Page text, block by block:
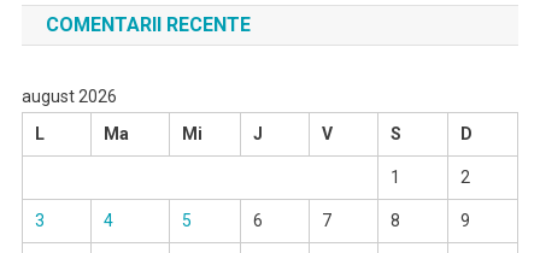
COMENTARII RECENTE
august 2026
L
Ma Mi J V S D
1 2
3 4 5 6 7 8 9